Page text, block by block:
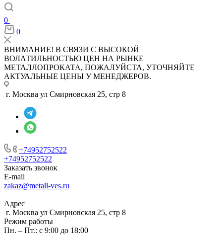
0
0
ВНИМАНИЕ! В СВЯЗИ С ВЫСОКОЙ
ВОЛАТИЛЬНОСТЬЮ ЦЕН НА РЫНКЕ
МЕТАЛЛОПРОКАТА, ПОЖАЛУЙСТА, УТОЧНЯЙТЕ
АКТУАЛЬНЫЕ ЦЕНЫ У МЕНЕДЖЕРОВ.
г. Москва ул Смирновская 25, стр 8
+74952752522
+74952752522
Заказать звонок
E-mail
zakaz@metall-ves.ru
Адрес
г. Москва ул Смирновская 25, стр 8
Режим работы
Пн. – Пт.: с 9:00 до 18:00